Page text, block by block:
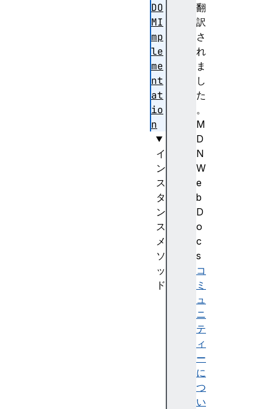
翻
訳
さ
れ
ま
し
た
。
M
D
N
W
e
b
D
o
c
s
コ
ミ
ュ
ニ
テ
ィ
ー
に
つ
い
DO
MI
mp
le
me
nt
at
io
n
イ
ン
ス
タ
ン
ス
メ
ソ
ッ
ド